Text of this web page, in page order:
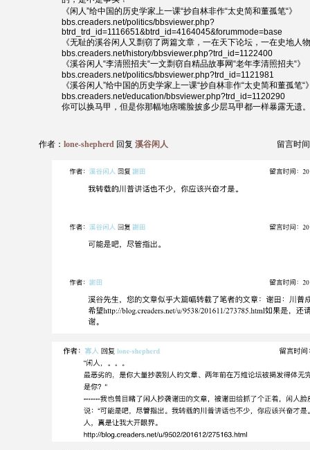
《闲人”给中国的历史学家上一课“抄自林非作“太史简和董孤笔“》
bbs.creaders.net/politics/bbsviewer.php?
btrd_trd_id=1116651&btrd_id=4164045&forummode=base
《无耻的溪谷闲人又剽窃了两篇文章，一在天下论坛，一在史地人
bbs.creaders.net/history/bbsviewer.php?trd_id=1122400
《溪谷闲人“李清照招夫“一文剽窃自精品故事网“老年李清照招夫“》
bbs.creaders.net/politics/bbsviewer.php?trd_id=1121981
《溪谷闲人”给中国的历史学家上一课“抄自林非作“太史简和董孤笔“
bbs.creaders.net/education/bbsviewer.php?trd_id=1120290
你可以换马甲，但是你那幅地痞嘴脸披多少层马甲都一样暴露无遗。
作者： lone-shepherd 回复 溪谷闲人 留言时